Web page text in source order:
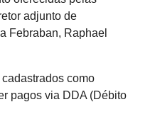
adjunto de
Febraban, Raphael
como
pagos via DDA (Débito